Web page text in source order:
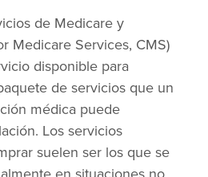
de Medicare y
Medicare Services, CMS)
disponible para
de servicios que un
médica puede
Los servicios
suelen ser los que se